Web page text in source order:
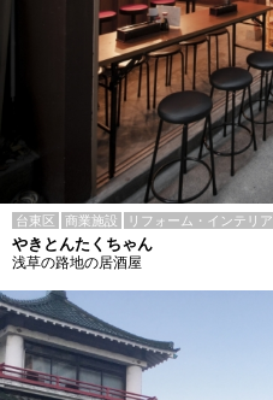
台東区 商業施設 リフォーム・インテリア
やきとんたくちゃん
浅草の路地の居酒屋